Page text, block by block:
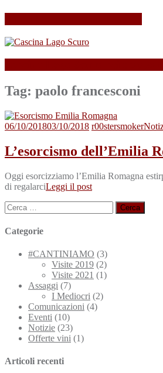
Tag: paolo francesconi
06/10/201803/10/2018 r00stersmoker
L’esorcismo dell’Emilia
Oggi esorcizziamo l’Emilia Romagna
di regalarciLeggi il post
Ricerca
per:
Categorie
#CANTINIAMO (3)
Visite 2019 (2)
Visite 2021 (1)
Assaggi (7)
I Mediocri (2)
Comunicazioni (4)
Eventi (10)
Notizie (23)
Offerte vini (1)
Articoli recenti